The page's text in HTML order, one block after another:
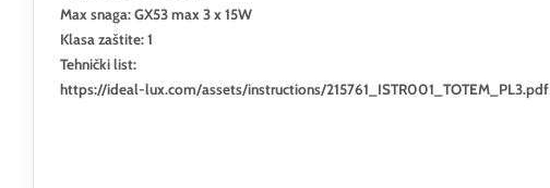
Max snaga: GX53 max 3 x 15W
Klasa zaštite: 1
Tehnički list:
https://ideal-lux.com/assets/instructions/215761_ISTR001_TOTEM_PL3.pdf